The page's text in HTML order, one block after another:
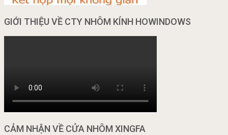
GIỚI THIỆU VỀ CTY NHÔM KÍNH HOWINDOWS
CẢM NHẬN VỀ CỬA NHÔM XINGFA